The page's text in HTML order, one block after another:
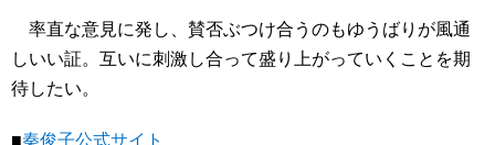
率直な意見に発し、賛否ぶつけ合うのもゆうばりが風通
しいい証。互いに刺激し合って盛り上がっていくことを期
待したい。
■秦俊子公式サイト